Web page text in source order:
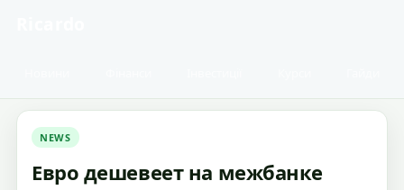
NEWS
Евро дешевеет на межбанке